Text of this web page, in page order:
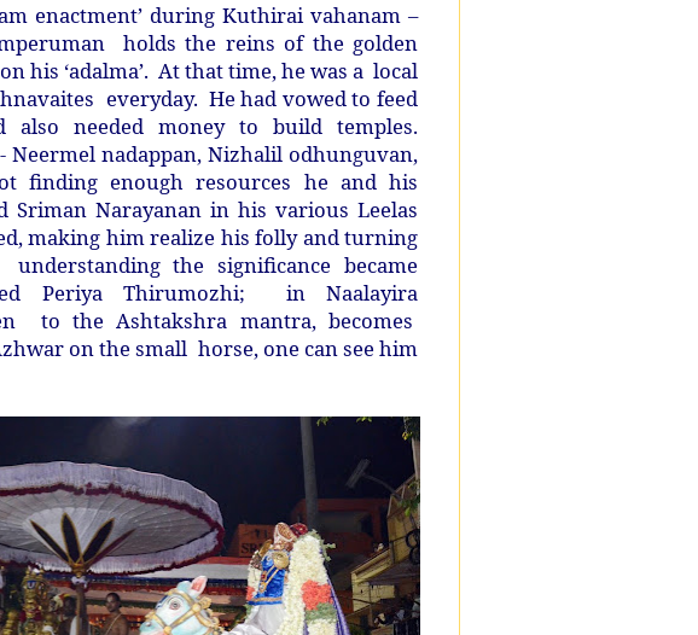
enactment’ during Kuthirai vahanam –
holds the reins of the golden
his ‘adalma’. At that time, he was a local
everyday. He had vowed to feed
also needed money to build temples.
Neermel nadappan, Nizhalil odhunguvan,
finding enough resources he and his
Narayanan in his various Leelas
making him realize his folly and turning
the significance became
Periya Thirumozhi; in Naalayira
to the Ashtakshra mantra, becomes
on the small horse, one can see him